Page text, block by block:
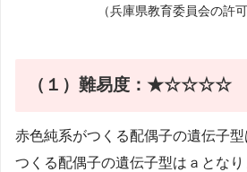
（兵庫県教育委員会の許
（１）難易度：★☆☆☆☆
赤色純系がつくる配偶子の遺伝子
つくる配偶子の遺伝子型はａとな